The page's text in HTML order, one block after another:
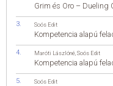
Grim és Oro – Dueling
Soós Edit
Kompetencia alapú
Maróti Lászlóné Soós Edit
Kompetencia alapú
Soós Edit